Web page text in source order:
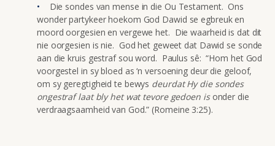
Die sondes van mense in die Ou Testament. Ons
wonder partykeer hoekom God Dawid se egbreuk en
moord oorgesien en vergewe het. Die waarheid is dat dit
nie oorgesien is nie. God het geweet dat Dawid se sonde
aan die kruis gestraf sou word. Paulus sê: “Hom het God
voorgestel in sy bloed as ‘n versoening deur die geloof,
om sy geregtigheid te bewys deurdat Hy die sondes
ongestraf laat bly het wat tevore gedoen isonder die
verdraagsaamheid van God.” (Romeine 3:25).